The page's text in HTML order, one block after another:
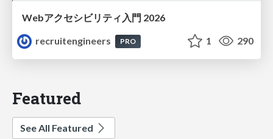
Webアクセシビリティ入門 2026
recruitengineers
PRO 1 290
Featured
See All Featured